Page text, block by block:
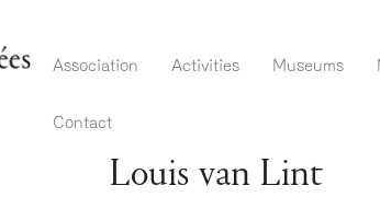
Main menu EN ADM
Association Activities Museums
Contact
Louis van Lint